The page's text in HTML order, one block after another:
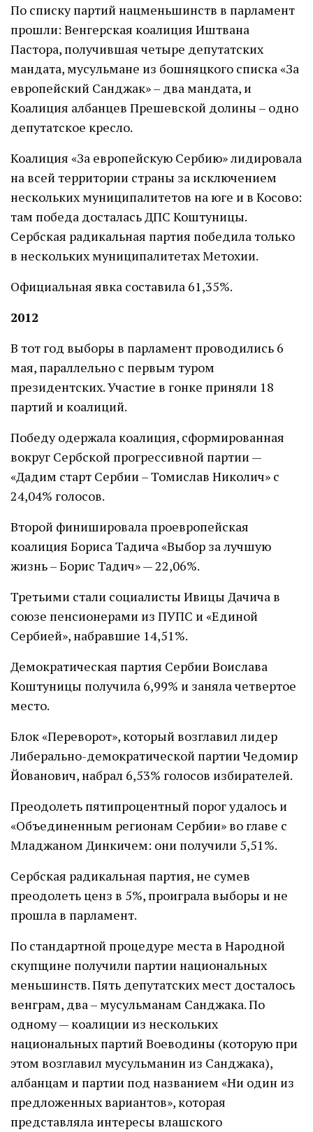
По списку партий нацменьшинств в парламент
прошли: Венгерская коалиция Иштвана
Пастора, получившая четыре депутатских
мандата, мусульмане из бошняцкого списка «За
европейский Санджак» – два мандата, и
Коалиция албанцев Прешевской долины – одно
депутатское кресло.
Коалиция «За европейскую Сербию» лидировала
на всей территории страны за исключением
нескольких муниципалитетов на юге и в Косово:
там победа досталась ДПС Коштуницы.
Сербская радикальная партия победила только
в нескольких муниципалитетах Метохии.
Официальная явка составила 61,35%.
2012
В тот год выборы в парламент проводились 6
мая, параллельно с первым туром
президентских. Участие в гонке приняли 18
партий и коалиций.
Победу одержала коалиция, сформированная
вокруг Сербской прогрессивной партии —
«Дадим старт Сербии – Томислав Николич» с
24,04% голосов.
Второй финишировала проевропейская
коалиция Бориса Тадича «Выбор за лучшую
жизнь – Борис Тадич» — 22,06%.
Третьими стали социалисты Ивицы Дачича в
союзе пенсионерами из ПУПС и «Единой
Сербией», набравшие 14,51%.
Демократическая партия Сербии Воислава
Коштуницы получила 6,99% и заняла четвертое
место.
Блок «Переворот», который возглавил лидер
Либерально-демократической партии Чедомир
Йованович, набрал 6,53% голосов избирателей.
Преодолеть пятипроцентный порог удалось и
«Объединенным регионам Сербии» во главе с
Младжаном Динкичем: они получили 5,51%.
Сербская радикальная партия, не сумев
преодолеть ценз в 5%, проиграла выборы и не
прошла в парламент.
По стандартной процедуре места в Народной
скупщине получили партии национальных
меньшинств. Пять депутатских мест досталось
венграм, два – мусульманам Санджака. По
одному — коалиции из нескольких
национальных партий Воеводины (которую при
этом возглавил мусульманин из Санджака),
албанцам и партии под названием «Ни один из
предложенных вариантов», которая
представляла интересы влашского